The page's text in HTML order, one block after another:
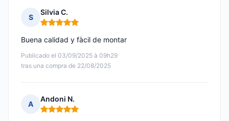
S
Silvia C.
Nota: 5 de 5
Publicado el 03/09/2025 à 09h29
tras una compra de 22/08/2025
Buena calidad y fàcil de montar
A
Andoni N.
Nota: 5 de 5